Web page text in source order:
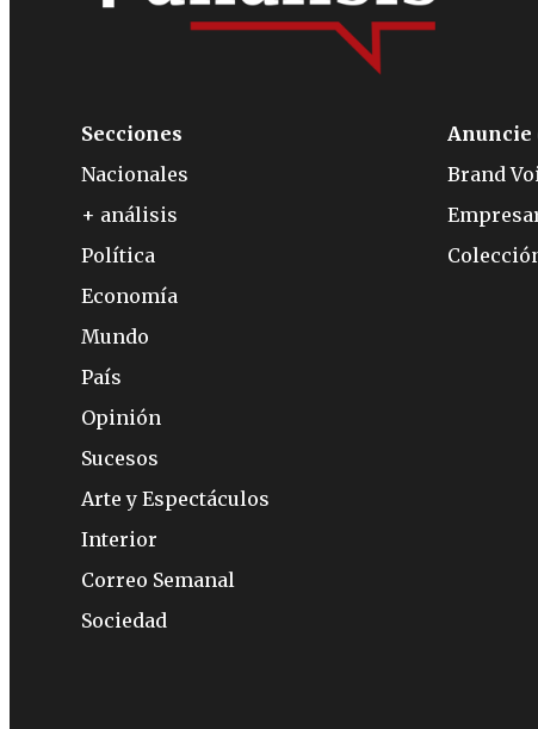
Secciones
Nacionales
+ análisis
Política
Economía
Mundo
País
Opinión
Sucesos
Arte y Espectáculos
Interior
Correo Semanal
Sociedad
Anuncie
Brand